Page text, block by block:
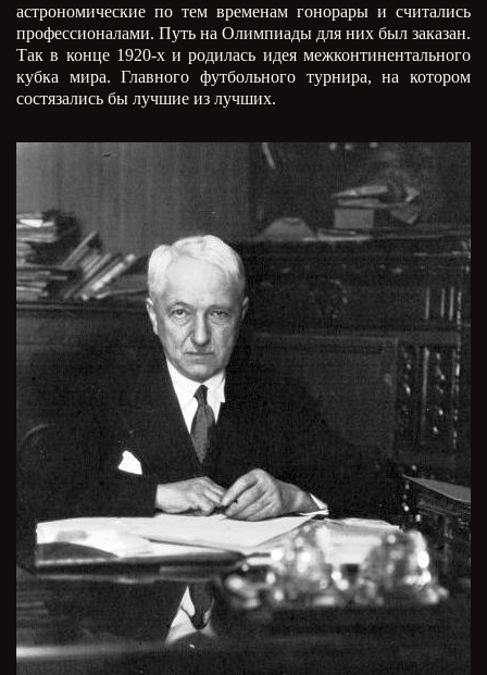
астрономические по тем временам гонорары и считались
профессионалами. Путь на Олимпиады для них был заказан.
Так в конце 1920-х и родилась идея межконтинентального
кубка мира. Главного футбольного турнира, на котором
состязались бы лучшие из лучших.